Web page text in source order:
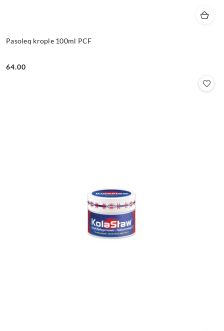
Pasoleq krople 100ml PCF
Cena:
64.00